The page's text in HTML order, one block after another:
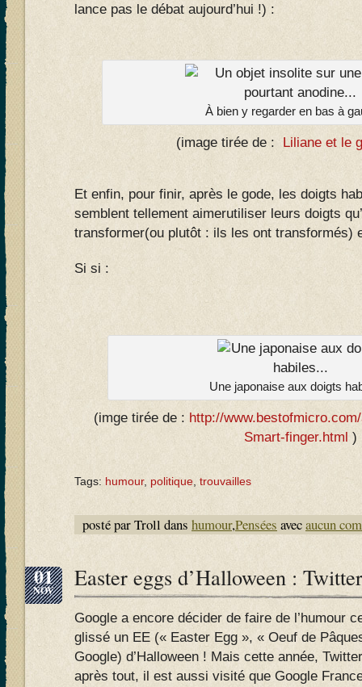
lance pas le débat aujourd’hui !) :
À bien y regarder en bas à
(image tirée de : Liliane et le
Et enfin, pour finir, après le gode, les doigts
semblent tellement aimerutiliser leurs doigts
transformer(ou plutôt : ils les ont transformés)
Si si :
Une japonaise aux doigts
(imge tirée de : http://
Smart-finger.html )
Tags: humour, politique trouvailles
posté par Troll dans humour,Pensées avecaucun
01
NOV Easter eggs d’Halloween :
Google a encore décider de faire de l’humour
glissé un EE (« Easter Egg », « Oeuf de
Google) d’Halloween ! Mais cette année,
après tout, il est aussi visité que Google